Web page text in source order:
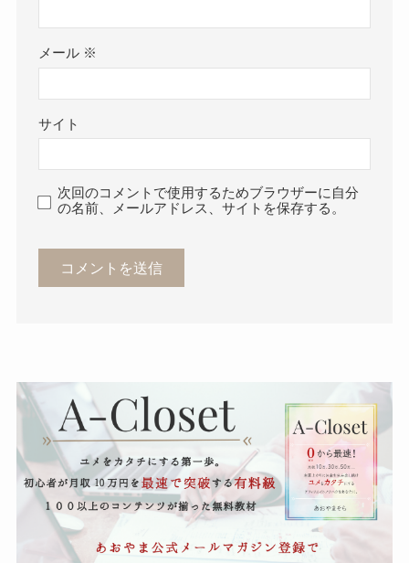
メール ※
サイト
次回のコメントで使用するためブラウザーに自分
の名前、メールアドレス、サイトを保存する。